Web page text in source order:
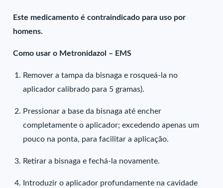
Este medicamento é contraindicado para uso por
homens.
Como usar o Metronidazol – EMS
Remover a tampa da bisnaga e rosqueá-la no
aplicador calibrado para 5 gramas).
Pressionar a base da bisnaga até encher
completamente o aplicador; excedendo apenas um
pouco na ponta, para facilitar a aplicação.
Retirar a bisnaga e fechá-la novamente.
Introduzir o aplicador profundamente na cavidade